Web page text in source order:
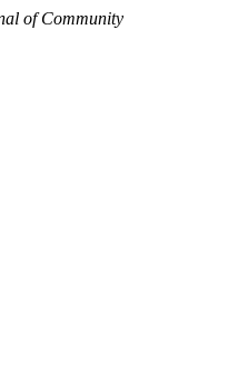
of Community